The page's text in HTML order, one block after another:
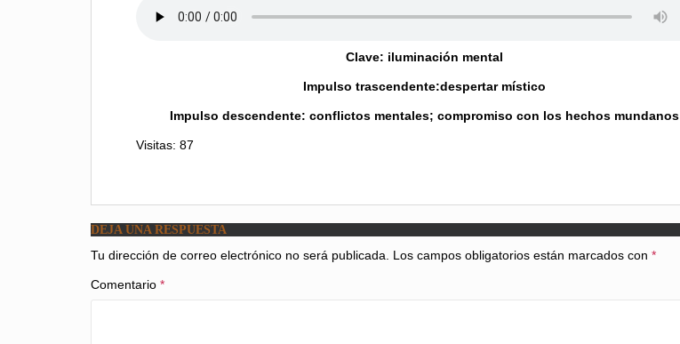
Clave: iluminación mental
Impulso trascendente:despertar místico
Impulso descendente: conflictos mentales; compromiso con los hechos mundanos
Visitas: 87
DEJA UNA RESPUESTA
Tu dirección de correo electrónico no será publicada. Los campos obligatorios están marcados con *
Comentario *